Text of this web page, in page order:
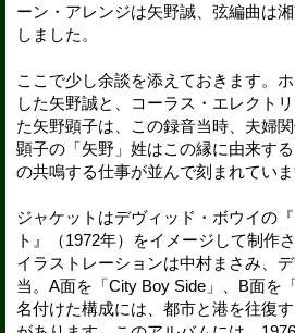
ーン・アレンジは矢野誠、弦編曲は
しました。
ここで少し余談を添えておきます。
した矢野誠と、コーラス・エレクト
た矢野顕子は、この録音当時、夫婦
顕子の「矢野」姓はこの縁に由来す
の共鳴する仕事が並んで刻まれていま
ジャケットはデヴィッド・ボウイの
ト』（1972年）をイメージして制作
イラストレーションは中村まさみ、
当。A面を「City Boy Side」、B面を
名付けた構成には、都市と港を往復